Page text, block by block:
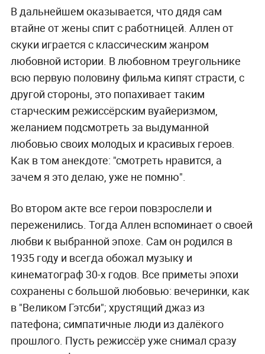
В дальнейшем оказывается, что дядя сам
втайне от жены спит с работницей. Аллен от
скуки играется с классическим жанром
любовной истории. В любовном треугольнике
всю первую половину фильма кипят страсти, с
другой стороны, это попахивает таким
старческим режиссёрским вуайеризмом,
желанием подсмотреть за выдуманной
любовью своих молодых и красивых героев.
Как в том анекдоте: "смотреть нравится, а
зачем я это делаю, уже не помню".
Во втором акте все герои повзрослели и
переженились. Тогда Аллен вспоминает о своей
любви к выбранной эпохе. Сам он родился в
1935 году и всегда обожал музыку и
кинематограф 30-х годов. Все приметы эпохи
сохранены с большой любовью: вечеринки, как
в "Великом Гэтсби"; хрустящий джаз из
патефона; симпатичные люди из далёкого
прошлого. Пусть режиссёр уже снимал сразу